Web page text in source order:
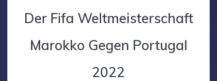
Der Fifa Weltmeisterschaft
Marokko Gegen Portugal
2022